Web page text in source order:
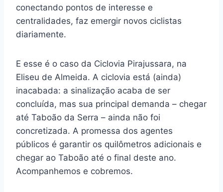
conectando pontos de interesse e
centralidades, faz emergir novos ciclistas
diariamente.
E esse é o caso da Ciclovia Pirajussara, na
Eliseu de Almeida. A ciclovia está (ainda)
inacabada: a sinalização acaba de ser
concluída, mas sua principal demanda – chegar
até Taboão da Serra – ainda não foi
concretizada. A promessa dos agentes
públicos é garantir os quilômetros adicionais e
chegar ao Taboão até o final deste ano.
Acompanhemos e cobremos.